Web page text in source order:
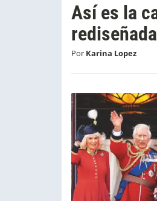
Así es la
Por Karina Lopez